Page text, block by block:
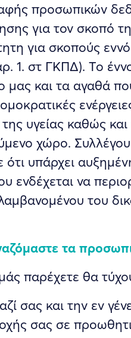
προσωπικών
για τον
για σκοπούς
1. στ ΓΚΠΔ). Το
και τα αγαθά
υγείας καθώς
χώρο.
υπάρχει
ενδέχεται να
του
τα
παρέχετε θα
σας και την εν
σας σε